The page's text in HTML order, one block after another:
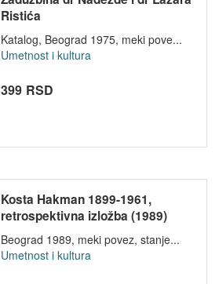
Ristića
Katalog, Beograd 1975, meki pove...
Umetnost i kultura
399 RSD
Kosta Hakman 1899-1961,
retrospektivna izložba (1989)
Beograd 1989, meki povez, stanje...
Umetnost i kultura